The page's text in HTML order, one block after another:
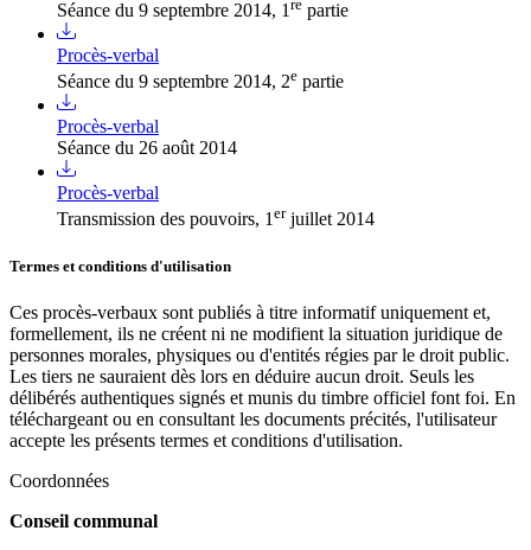
Séance du 9 septembre 2014, 1 re partie
Procès-verbal
Séance du 9 septembre 2014, 2e partie
Procès-verbal
Séance du 26 août 2014
Procès-verbal
Transmission des pouvoirs, 1erjuillet 2014
Termes et conditions d'utilisation
Ces procès-verbaux sont publiés à titre informatif uniquement et,
formellement, ils ne créent ni ne modifient la situation juridique de
personnes morales, physiques ou d'entités régies par le droit public.
Les tiers ne sauraient dès lors en déduire aucun droit. Seuls les
délibérés authentiques signés et munis du timbre officiel font foi. En
téléchargeant ou en consultant les documents précités, l'utilisateur
accepte les présents termes et conditions d'utilisation.
Coordonnées
Conseil communal